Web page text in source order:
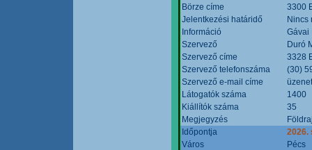
Börze címe
3300
Jelentkezési határidő
Nincs
Információ
Gávai
Szervező
Duró
Szervező címe
3328
Szervező telefonszáma
(30)
Szervező e-mail címe
Látogatók száma
1400
Kiállítók száma
35
Megjegyzés
Időpontja
2026.
Város
Pécs